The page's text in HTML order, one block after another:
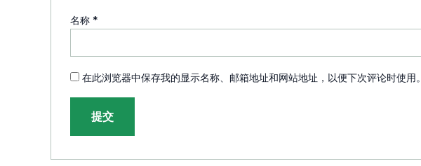
名称 *
在此浏览器中保存我的显示名称、邮箱地址和网站地址，以便下次评论时使用。